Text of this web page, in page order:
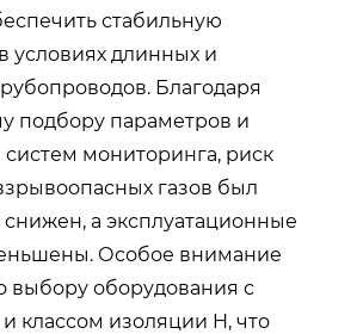
стабильную
условиях длинных и
Благодаря
подбору параметров и
мониторинга, риск
газов был
а эксплуатационные
Особое внимание
выбору оборудования с
классом изоляции H, что